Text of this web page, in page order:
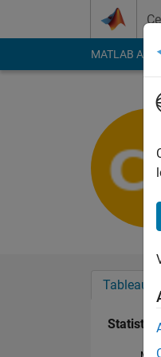
MATLAB
Tableau